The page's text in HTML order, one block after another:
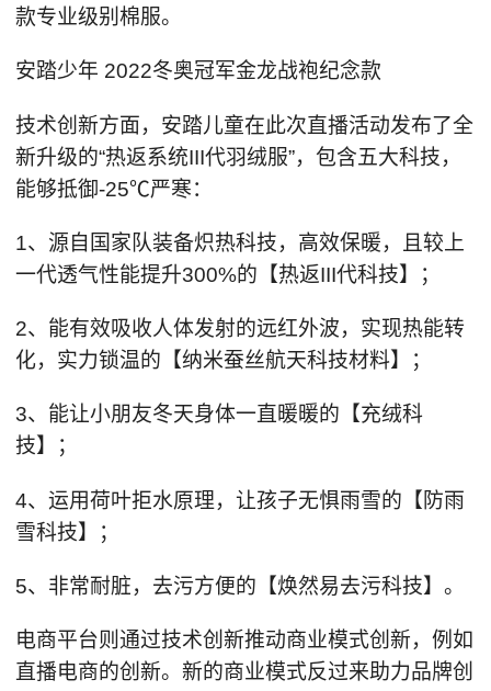
款专业级别棉服。
安踏少年 2022冬奥冠军金龙战袍纪念款
技术创新方面，安踏儿童在此次直播活动发布了全
新升级的“热返系统III代羽绒服”，包含五大科技，
能够抵御-25℃严寒：
1、源自国家队装备炽热科技，高效保暖，且较上
一代透气性能提升300%的【热返III代科技】；
2、能有效吸收人体发射的远红外波，实现热能转
化，实力锁温的【纳米蚕丝航天科技材料】；
3、能让小朋友冬天身体一直暖暖的【充绒科
技】；
4、运用荷叶拒水原理，让孩子无惧雨雪的【防雨
雪科技】；
5、非常耐脏，去污方便的【焕然易去污科技】。
电商平台则通过技术创新推动商业模式创新，例如
直播电商的创新。新的商业模式反过来助力品牌创